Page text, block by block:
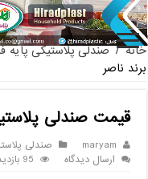
پخش عمده صندلی پ
خانه / صندلی پلاستیکی پایه
برند ناصر
قیمت صندلی
maryam صندلی
ارسال دیدگاه
95 بازدید